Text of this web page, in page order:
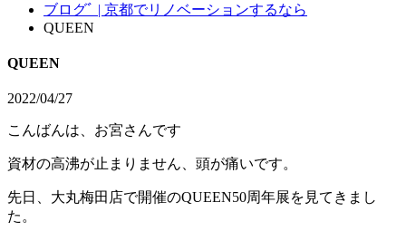
ブログﾞ | 京都でリノベーションするなら
QUEEN
QUEEN
2022/04/27
こんばんは、お宮さんです
資材の高沸が止まりません、頭が痛いです。
先日、大丸梅田店で開催のQUEEN50周年展を見てきまし
た。